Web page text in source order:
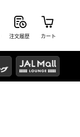
注文履歴 カート